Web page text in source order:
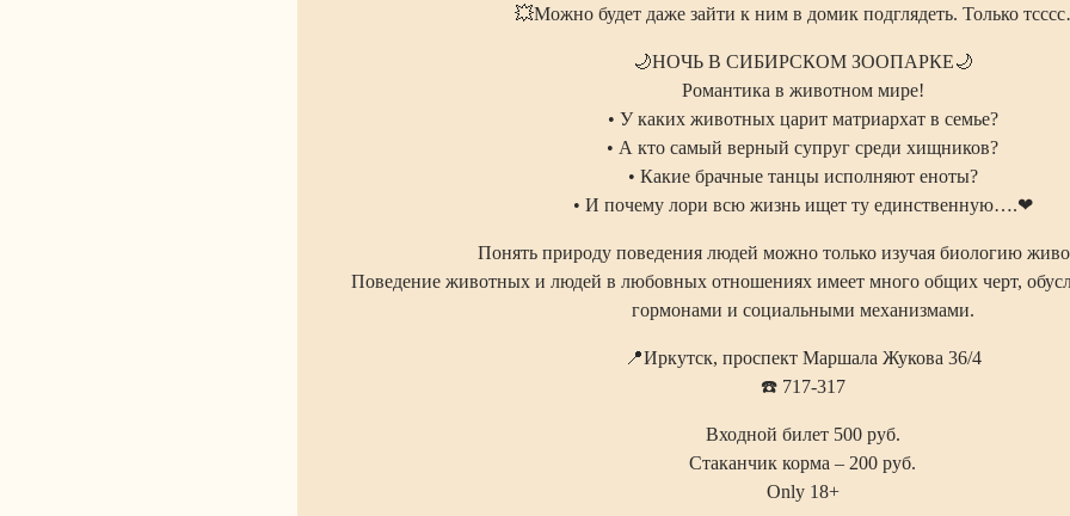
💥Можно будет даже зайти к ним в домик подглядеть. Только
🌙НОЧЬ В СИБИРСКОМ ЗООПАРКЕ🌙
Романтика в животном мире!
• У каких животных царит матриархат в семье?
• А кто самый верный супруг среди хищников?
• Какие брачные танцы исполняют еноты?
• И почему лори всю жизнь ищет ту единственную….❤
Понять природу поведения людей можно только изучая биологию
Поведение животных и людей в любовных отношениях имеет много общих черт,
гормонами и социальными механизмами.
📍Иркутск, проспект Маршала Жукова 36/4
☎️ 717-317
Входной билет 500 руб.
Стаканчик корма – 200 руб.
Only 18+